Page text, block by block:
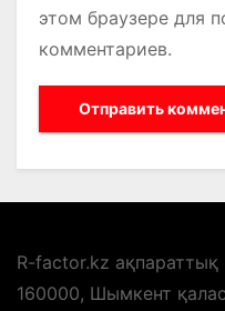
этом браузере для
комментариев.
R-factor.kz ақпараттық
160000, Шымкент